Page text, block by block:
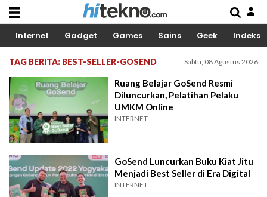
Internet Gadget Games Sains Geek Indeks
TAG BERITA: BEST-SELLER-GOSEND Sabtu, 08 Agustus 2026
Ruang Belajar GoSend Resmi
Diluncurkan, Pelatihan Pelaku
UMKM Online
INTERNET
GoSend Luncurkan Buku Kiat Jitu
Menjadi Best Seller di Era Digital
INTERNET